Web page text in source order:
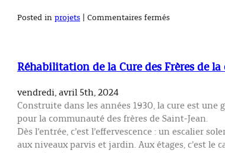
Posted in projets Commentaires ferméssur
Réhabilitation de la Cure des Frères de
vendredi, avril 5th, 2024
Construite dans les années 1930, la cure est
pour la communauté des frères de Saint-Jean.
Dès l’entrée, c’est l’effervescence : un escalier
aux niveaux parvis et jardin. Aux étages, c’est le